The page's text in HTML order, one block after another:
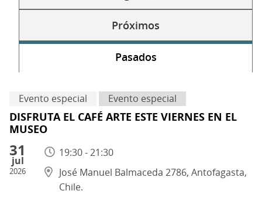
eventos
Próximos
Pasados
Evento especial Evento especial
DISFRUTA EL CAFÉ ARTE ESTE VIERNES EN EL
MUSEO
31
jul
2026
19:30 - 21:30
José Manuel Balmaceda 2786, Antofagasta,
Chile.